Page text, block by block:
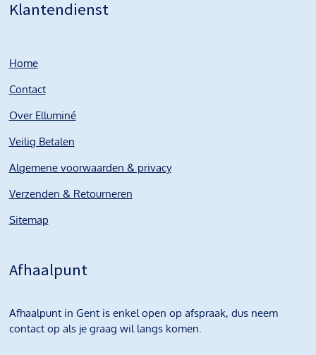
Klantendienst
Home
Contact
Over Elluminé
Veilig Betalen
Algemene voorwaarden & privacy
Verzenden & Retourneren
Sitemap
Afhaalpunt
Afhaalpunt in Gent is enkel open op afspraak, dus neem
contact op als je graag wil langs komen.